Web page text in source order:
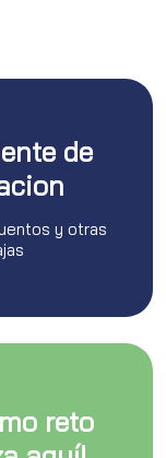
de
y otras
reto